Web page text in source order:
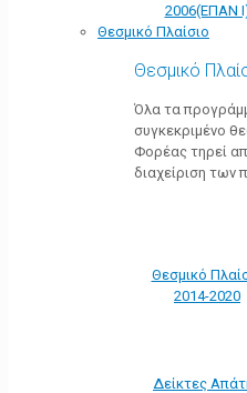
2006(ΕΠΑΝ
Θεσμικό Πλαίσιο
Θεσμικό
Όλα τα
συγκεκριμένο
Φορέας τηρεί
διαχείριση των
Θεσμικό
2014-2020
Δείκτες